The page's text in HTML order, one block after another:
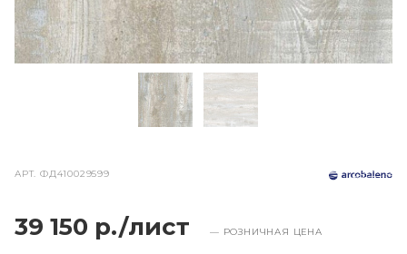
АРТ.ФД410029599
39 150 р./лист — РОЗНИЧНАЯ ЦЕНА